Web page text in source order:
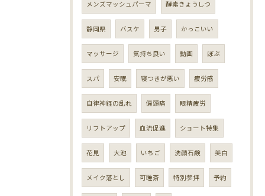
メンズマッシュパーマ 酵素きょうしつ
静岡県 バスケ 男子 かっこいい
マッサージ 気持ち良い 動画 ぼぶ
スパ 安眠 寝つきが悪い 疲労感
自律神経の乱れ 偏頭痛 眼精疲労
リフトアップ 血流促進 ショート特集
花見 大池 いちご 洗顔石鹸 美白
メイク落とし 可睡斎 特別参拝 予約